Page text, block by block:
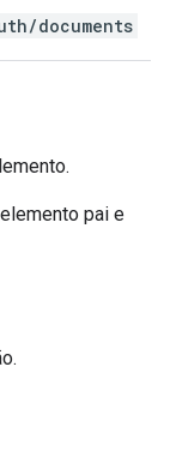
documents
pai e